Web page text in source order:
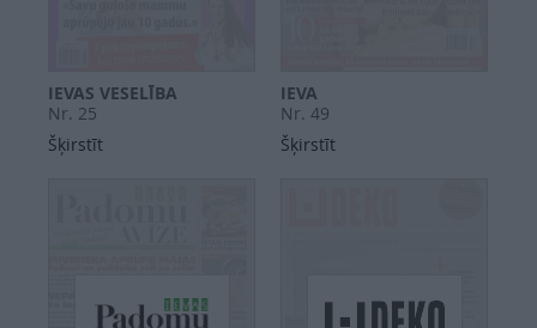
IEVAS VESELĪBA
Nr. 25
Šķirstīt
IEVA
Nr. 49
Šķirstīt